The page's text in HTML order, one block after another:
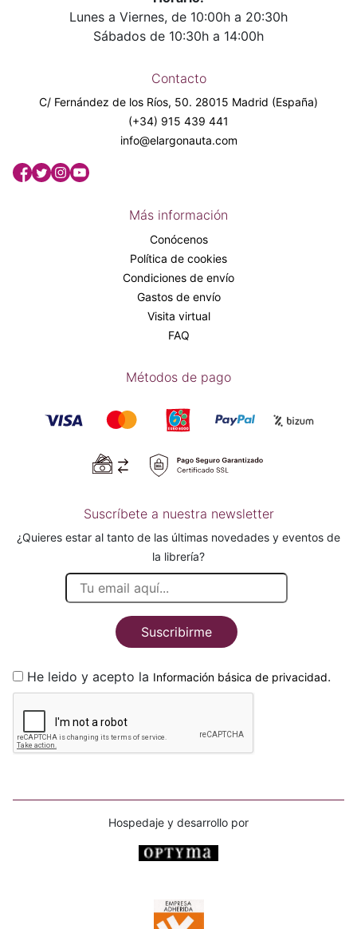
Lunes a Viernes, de 10:00h a 20:30h
Sábados de 10:30h a 14:00h
Contacto
C/ Fernández de los Ríos, 50. 28015 Madrid (España)
(+34) 915 439 441
info@elargonauta.com
Más información
Conócenos
Política de cookies
Condiciones de envío
Gastos de envío
Visita virtual
FAQ
Métodos de pago
Suscríbete a nuestra newsletter
¿Quieres estar al tanto de las últimas novedades y eventos de
la librería?
Suscribirme
He leido y acepto la Información básica de privacidad.
Hospedaje y desarrollo por